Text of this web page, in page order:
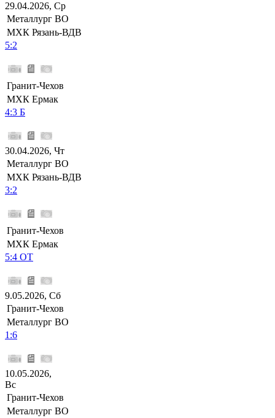
29.04.2026, Ср
Металлург ВО
МХК Рязань-ВДВ
5:2
Гранит-Чехов
МХК Ермак
4:3 Б
30.04.2026, Чт
Металлург ВО
МХК Рязань-ВДВ
3:2
Гранит-Чехов
МХК Ермак
5:4 ОТ
9.05.2026, Сб
Гранит-Чехов
Металлург ВО
1:6
10.05.2026,
Вс
Гранит-Чехов
Металлург ВО